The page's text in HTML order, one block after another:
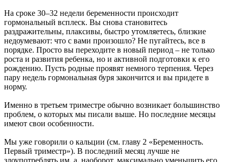
На сроке 30–32 недели беременности происходит
гормональный всплеск. Вы снова становитесь
раздражительны, плаксивы, быстро утомляетесь, близкие
недоумевают: что с вами произошло? Не пугайтесь, все в
порядке. Просто вы переходите в новый период – не только
роста и развития ребенка, но и активной подготовки к его
рождению. Пусть родные проявят немного терпения. Через
пару недель гормональная буря закончится и вы придете в
норму.
Именно в третьем триместре обычно возникает большинство
проблем, о которых мы писали выше. Но последние месяцы
имеют свои особенности.
Мы уже говорили о кальции (см. главу 2 «Беременность.
Первый триместр»). В последний месяц лучше не
злоупотреблять им, а, наоборот, максимально уменьшить его